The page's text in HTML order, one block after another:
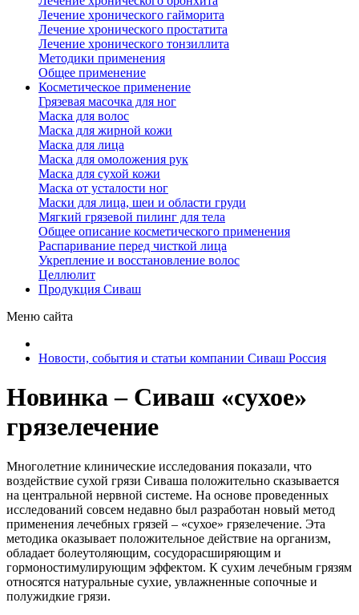
Лечение хронического гайморита
Лечение хронического простатита
Лечение хронического тонзиллита
Методики применения
Общее применение
Косметическое применение
Грязевая масочка для ног
Маска для волос
Маска для жирной кожи
Маска для лица
Маска для омоложения рук
Маска для сухой кожи
Маска от усталости ног
Маски для лица, шеи и области груди
Мягкий грязевой пилинг для тела
Общее описание косметического применения
Распаривание перед чисткой лица
Укрепление и восстановление волос
Целлюлит
Продукция Сиваш
Меню сайта
Новости, события и статьи компании Сиваш Россия
Новинка – Сиваш «сухое»
грязелечение
Многолетние клинические исследования показали, что
воздействие сухой грязи Сиваша положительно сказывается
на центральной нервной системе. На основе проведенных
исследований совсем недавно был разработан новый метод
применения лечебных грязей – «сухое» грязелечение. Эта
методика оказывает положительное действие на организм,
обладает болеутоляющим, сосудорасширяющим и
гормоностимулирующим эффектом. К сухим лечебным грязям
относятся натуральные сухие, увлажненные сопочные и
полужидкие грязи.